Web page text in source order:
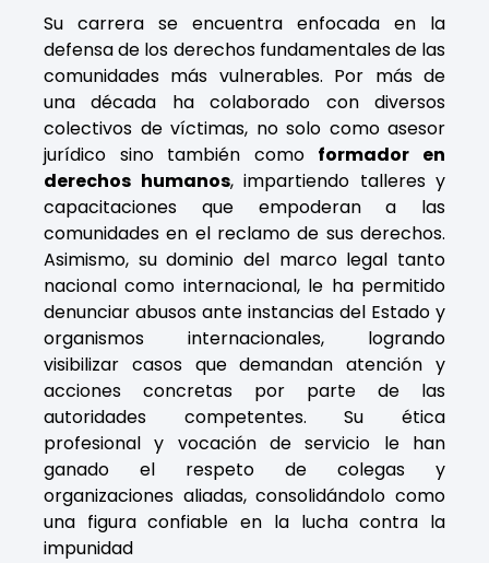
Su carrera se encuentra enfocada en la
defensa de los derechos fundamentales de las
comunidades más vulnerables. Por más de
una década ha colaborado con diversos
colectivos de víctimas, no solo como asesor
jurídico sino también como formador en
derechos humanos, impartiendo talleres y
capacitaciones que empoderan a las
comunidades en el reclamo de sus derechos.
Asimismo, su dominio del marco legal tanto
nacional como internacional, le ha permitido
denunciar abusos ante instancias del Estado y
organismos internacionales, logrando
visibilizar casos que demandan atención y
acciones concretas por parte de las
autoridades competentes. Su ética
profesional y vocación de servicio le han
ganado el respeto de colegas y
organizaciones aliadas, consolidándolo como
una figura confiable en la lucha contra la
impunidad